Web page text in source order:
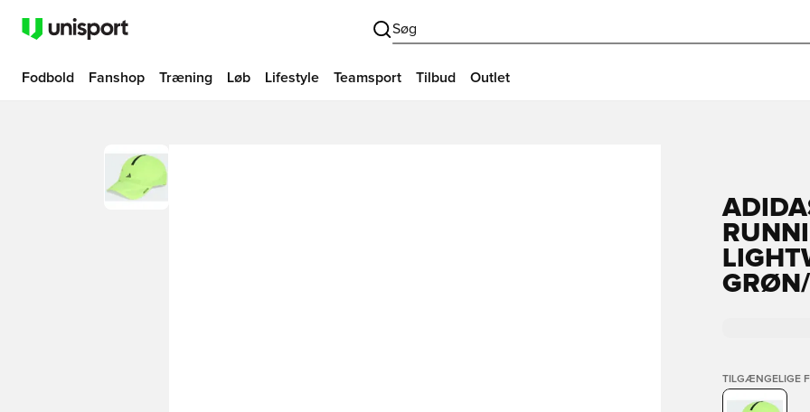
Søg
Fodbold Fanshop Træning Løb Lifestyle Teamsport Tilbud Outlet
TILGÆNGELIGE